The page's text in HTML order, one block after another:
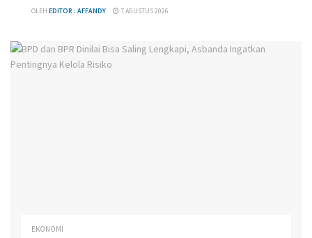
OLEH EDITOR : AFFANDY 7 AGUSTUS 2026
EKONOMI